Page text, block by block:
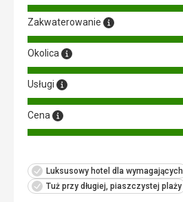
Zakwaterowanie
Okolica
Usługi
Cena
Luksusowy hotel dla wymagających
Tuż przy długiej, piaszczystej plaży